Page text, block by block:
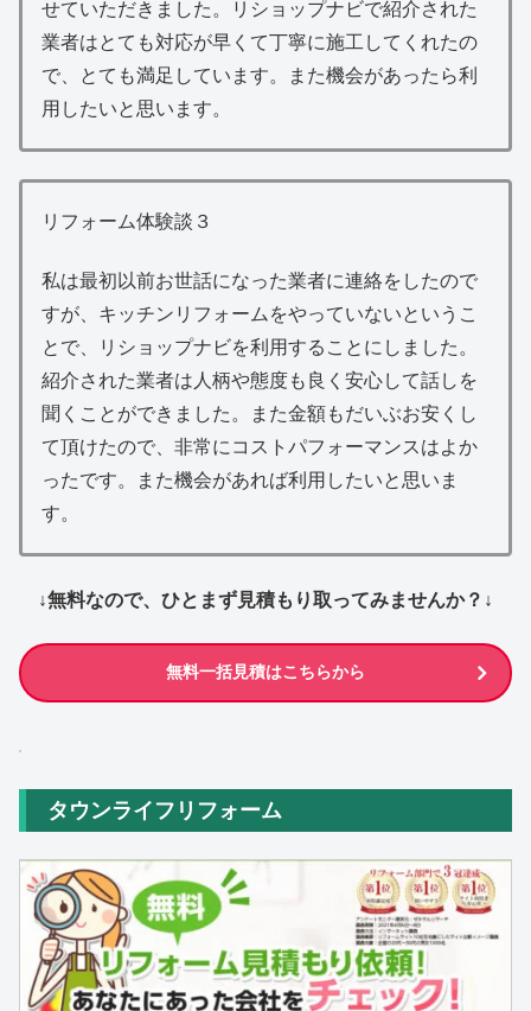
せていただきました。リショップナビで紹介された
業者はとても対応が早くて丁寧に施工してくれたの
で、とても満足しています。また機会があったら利
用したいと思います。
リフォーム体験談３
私は最初以前お世話になった業者に連絡をしたので
すが、キッチンリフォームをやっていないというこ
とで、リショップナビを利用することにしました。
紹介された業者は人柄や態度も良く安心して話しを
聞くことができました。また金額もだいぶお安くし
て頂けたので、非常にコストパフォーマンスはよか
ったです。また機会があれば利用したいと思いま
す。
↓無料なので、ひとまず見積もり取ってみませんか？↓
無料一括見積はこちらから
タウンライフリフォーム